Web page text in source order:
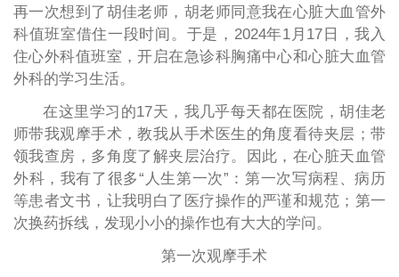
再一次想到了胡佳老师，胡老师同意我在心脏大血管外
科值班室借住一段时间。于是，2024年1月17日，我入
住心外科值班室，开启在急诊科胸痛中心和心脏大血管
外科的学习生活。
在这里学习的17天，我几乎每天都在医院，胡佳老
师带我观摩手术，教我从手术医生的角度看待夹层；带
领我查房，多角度了解夹层治疗。因此，在心脏天血管
外科，我有了很多“人生第一次”：第一次写病程、病历
等患者文书，让我明白了医疗操作的严谨和规范；第一
次换药拆线，发现小小的操作也有大大的学问。
第一次观摩手术